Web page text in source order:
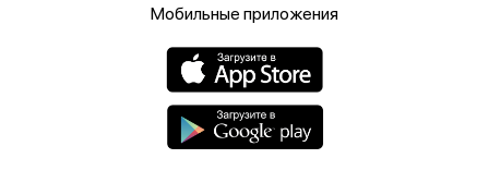
Мобильные приложения